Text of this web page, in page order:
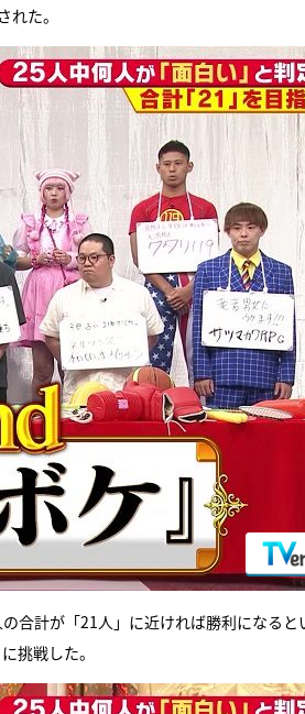
た。
合計が「21人」に近ければ勝利になると
挑戦した。